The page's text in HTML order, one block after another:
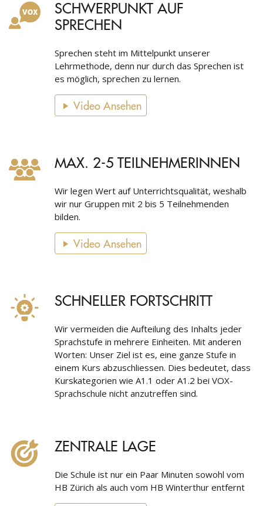
SCHWERPUNKT AUF
SPRECHEN
Sprechen steht im Mittelpunkt unserer
Lehrmethode, denn nur durch das Sprechen ist
es möglich, sprechen zu lernen.
Video Ansehen
MAX. 2-5 TEILNEHMERINNEN
Wir legen Wert auf Unterrichtsqualität, weshalb
wir nur Gruppen mit 2 bis 5 Teilnehmenden
bilden.
Video Ansehen
SCHNELLER FORTSCHRITT
Wir vermeiden die Aufteilung des Inhalts jeder
Sprachstufe in mehrere Einheiten. Mit anderen
Worten: Unser Ziel ist es, eine ganze Stufe in
einem Kurs abzuschliessen. Dies bedeutet, dass
Kurskategorien wie A1.1 oder A1.2 bei VOX-
Sprachschule nicht anzutreffen sind.
ZENTRALE LAGE
Die Schule ist nur ein Paar Minuten sowohl vom
HB Zürich als auch vom HB Winterthur entfernt